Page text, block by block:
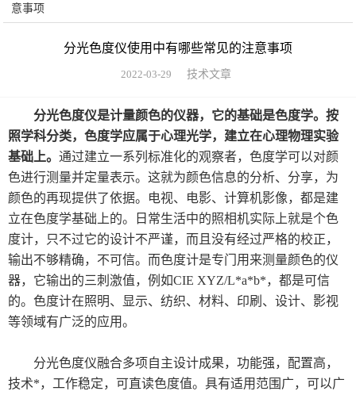
HORIBA（理科学）
试剂胶水耗材
美国TPS
日本爱泰克（ETAC）
英国ELGA超纯水机
美国MOCON
意事项
分光色度仪使用中有哪些常见的注意事项
2022-03-29 技术文章
分光色度仪是计量颜色的仪器，它的基础是色度学。按
照学科分类，色度学应属于心理光学，建立在心理物理实验
基础上。 通过建立一系列标准化的观察者，色度学可以对颜
色进行测量并定量表示。这就为颜色信息的分析、分享，为
颜色的再现提供了依据。电视、电影、计算机影像，都是建
立在色度学基础上的。日常生活中的照相机实际上就是个色
度计，只不过它的设计不严谨，而且没有经过严格的校正，
输出不够精确，不可信。而色度计是专门用来测量颜色的仪
器，它输出的三刺激值，例如CIE XYZ/L*a*b*，都是可信
的。色度计在照明、显示、纺织、材料、印刷、设计、影视
等领域有广泛的应用。
分光色度仪融合多项自主设计成果，功能强，配置高，
技术*，工作稳定，可直读色度值。具有适用范围广，可以广